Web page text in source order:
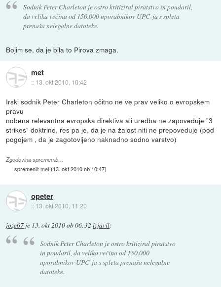
Sodnik Peter Charleton je ostro kritiziral piratstvo in poudaril,
da velika večina od 150.000 uporabnikov UPC-ja s spleta
prenaša nelegalne datoteke.
Bojim se, da je bila to Pirova zmaga.
met
:: 13. okt 2010, 10:42
Irski sodnik Peter Charleton očitno ne ve prav veliko o evropskem
pravu
nobena relevantna evropska direktiva ali uredba ne zapoveduje "3
strikes" doktrine, res pa je, da je na žalost niti ne prepoveduje (pod
pogojem , da je zagotovljeno naknadno sodno varstvo)
Zgodovina sprememb…
spremenil:met(13. okt 2010 ob 10:47)
opeter
:: 13. okt 2010, 11:20
joze67 je 13. okt 2010 ob 06:32 izjavil:
Sodnik Peter Charleton je ostro kritiziral piratstvo
in poudaril, da velika večina od 150.000
uporabnikov UPC-ja s spleta prenaša nelegalne
datoteke.